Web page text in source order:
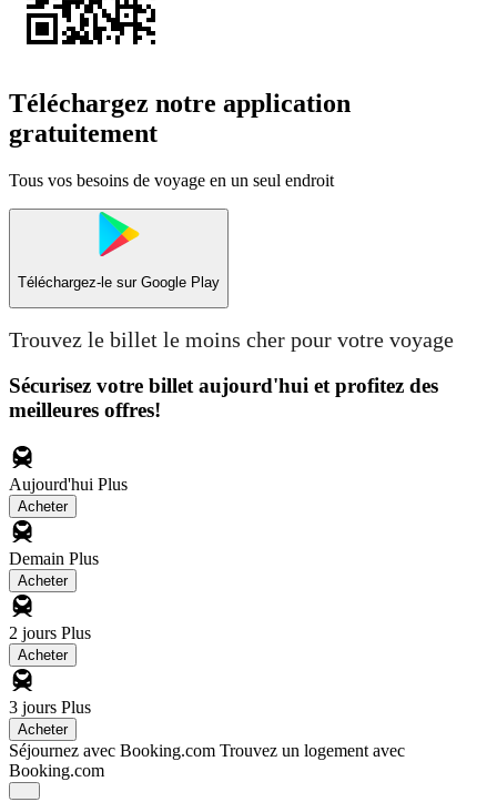
Téléchargez notre application
gratuitement
Tous vos besoins de voyage en un seul endroit
Téléchargez-le sur Google Play
Trouvez le billet le moins cher pour votre voyage
Sécurisez votre billet aujourd'hui et profitez des
meilleures offres!
Aujourd'hui Plus
Acheter
Demain Plus
Acheter
2 jours Plus
Acheter
3 jours Plus
Acheter
Séjournez avec Booking.com Trouvez un logement avec
Booking.com